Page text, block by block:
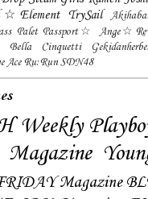
TrySail
Palet Passport☆
Bella Cinquetti
Ace Ru:Run SDN48
Weekly
Magazine
Magazine